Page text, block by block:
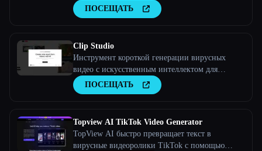
роликов в TikTok, YouTube и Instagram
ПОСЕЩАТЬ
Clip Studio
Инструмент короткой генерации вирусных
видео с искусственным интеллектом для
TikTok, YouTube и Instagram. Создавайте
вирусные видеоролики без особых усилий.
ПОСЕЩАТЬ
Topview AI TikTok Video Generator
TopView AI быстро превращает текст в
вирусные видеоролики TikTok с помощью